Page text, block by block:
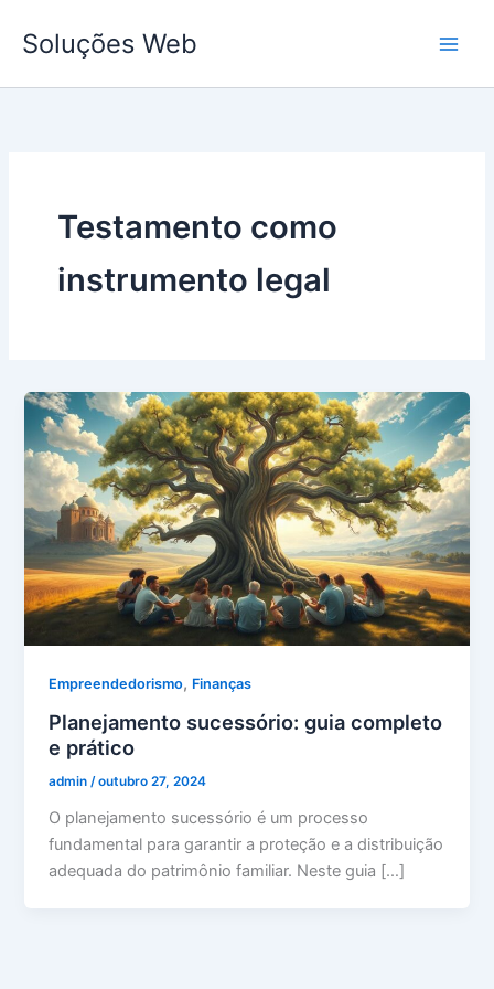
para
conteúdo
Soluções Web
Testamento como
instrumento legal
Empreendedorismo, Finanças
Planejamento sucessório: guia completo
e prático
admin/outubro 27, 2024
O planejamento sucessório é um processo
fundamental para garantir a proteção e a distribuição
adequada do patrimônio familiar. Neste guia […]